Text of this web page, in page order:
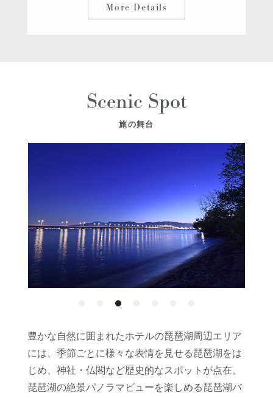
More Details
Scenic Spot
旅の舞台
豊かな自然に囲まれたホテルの琵琶湖周辺エリア
には、季節ごとに様々な表情を見せる琵琶湖をは
じめ、神社・仏閣など歴史的なスポットが点在。
琵琶湖の絶景パノラマビューを楽しめる琵琶湖バ